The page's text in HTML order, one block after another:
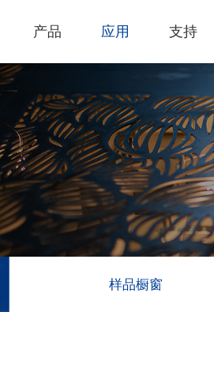
产品
电脑割字机
激光打标机
应用 支持
技术支持
下载专区
产品终止政策
过保固服务
知识专区
产品影片
激光雕刻
样品橱窗